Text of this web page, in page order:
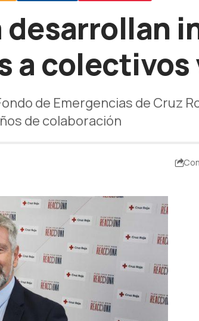
desarrollan
a
de Emergencias de Cruz
de colaboración